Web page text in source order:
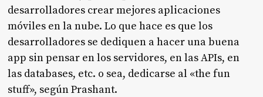
desarrolladores crear mejores aplicaciones
móviles en la nube. Lo que hace es que los
desarrolladores se dediquen a hacer una buena
app sin pensar en los servidores, en las APIs, en
las databases, etc. o sea, dedicarse al «the fun
stuff», según Prashant.